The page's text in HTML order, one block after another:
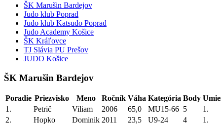
ŠK Marušin Bardejov
Judo klub Poprad
Judo klub Katsudo Poprad
Judo Academy Košice
ŠK Kráľovce
TJ Slávia PU Prešov
JUDO Košice
ŠK Marušin Bardejov
Poradie Priezvisko Meno Ročník Váha Kategória Body
1.
Petrič Viliam 2006 65,0 MU15-66 5
1.
2.
Hopko Dominik 2011 23,5 U9-24 4
1.